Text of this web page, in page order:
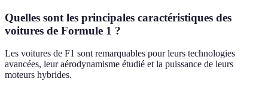
Quelles sont les principales caractéristiques des
voitures de Formule 1 ?
Les voitures de F1 sont remarquables pour leurs technologies
avancées, leur aérodynamisme étudié et la puissance de leurs
moteurs hybrides.